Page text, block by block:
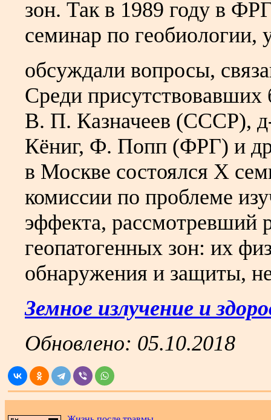
зон. Так в 1989 году в
семинар по геобиологии,
обсуждали вопросы,
Среди
В. П. Казначеев (СССР),
Кёниг, Ф. Попп (ФРГ) и
в Москве состоялся Х
комиссии по проблеме
эффекта, рассмотревший
геопатогенных зон: их
обнаружения и защиты,
Земное излучение и
Обновлено: 05.10.2018